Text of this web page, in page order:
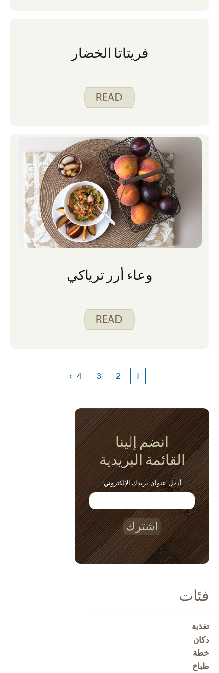
فريتاتا الخضار
وعاء أرز ترياكي
1
2
3
4
›
انضم إلينا
القائمة البريدية
أدخل عنوان بريدك الإلكتروني:
اشترك
فئات
تغذية
دكان
خطة
طباخ